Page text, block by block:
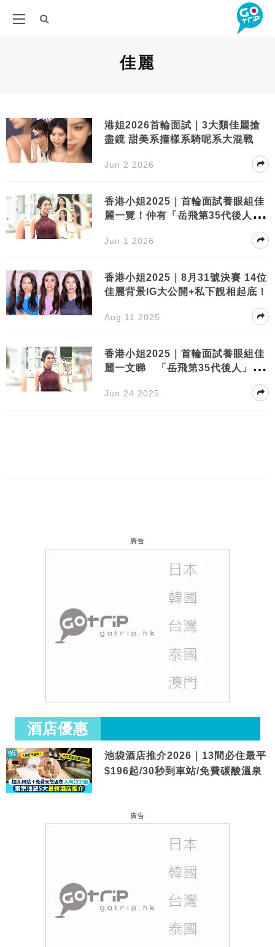
佳麗
港姐2026首輪面試｜3大類佳麗搶
盡鏡 甜美系撞樣系騎呢系大混戰
Jun 2 2026
香港小姐2025｜首輪面試養眼組佳
麗一覽！仲有「岳飛第35代後人」
Jun 1 2026
香港小姐2025｜8月31號決賽 14位
佳麗背景IG大公開+私下靚相起底！
Aug 11 2025
香港小姐2025｜首輪面試養眼組佳
麗一文睇 「岳飛第35代後人」現
Jun 24 2025
廣告
酒店優惠
池袋酒店推介2026｜13間必住最平
$196起/30秒到車站/免費碳酸溫泉
廣告